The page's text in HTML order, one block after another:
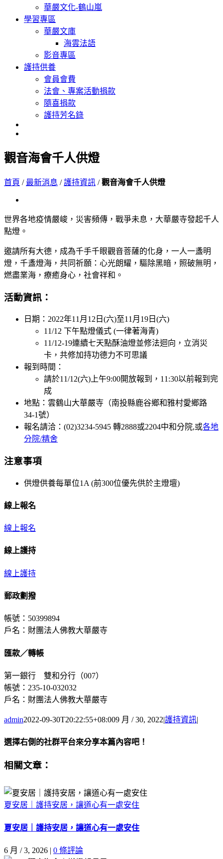
華嚴文化-鶴山嵐
學習專區
華嚴文庫
海雲法語
影音專區
護持供養
會員會費
法會、專案活動捐款
隨喜捐款
護持芳名錄
觀音海會千人供燈
首頁 / 最新消息 /護持資訊 /觀音海會千人供燈
Image
世界各地疫情嚴峻，災害頻傳，戰爭未息，大華嚴寺發起千人
點燈。
邀請所有大德，成為千手千眼觀音菩薩的化身，一人一盞明
燈，千盞燈海，共同祈願：心光朗耀，驅除黑暗，照破無明，
燃盡業海，療癒身心，社會祥和。
活動資訊：
日期：2022年11月12日(六)至11月19日(六)
11/12 下午點燈儀式 (一律著海青)
11/12-19連續七天點酥油燈並修法迴向，立消災
卡，共修加持功德力不可思議
報到時間：
請於11/12(六)上午9:00開放報到，11:30以前報到完
成
地點：雲鶴山大華嚴寺（南投縣鹿谷鄉和雅村愛鄉路
34-1號）
報名請洽：(02)3234-5945 轉2888或2204中和分院,或各地
分院/精舍
注意事項
供燈供養每單位1A (前300位優先供於主燈壇)
線上報名
線上報名
線上護持
線上護持
郵政劃撥
帳號：50399894
戶名：財團法人佛教大華嚴寺
匯款／轉帳
第一銀行 雙和分行（007）
帳號：235-10-032032
戶名：財團法人佛教大華嚴寺
admin2022-09-30T20:22:55+08:009 月 / 30, 2022|護持資訊|
選擇右側的社群平台來分享本篇內容吧！
Facebook
X
Email:
相關文章：
夏安居｜護持安居，讓道心有一處安住
夏安居｜護持安居，讓道心有一處安住
6 月 / 3, 2026 | 0 條評論